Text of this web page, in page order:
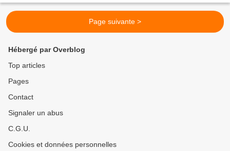
Page suivante >
Hébergé par Overblog
Top articles
Pages
Contact
Signaler un abus
C.G.U.
Cookies et données personnelles